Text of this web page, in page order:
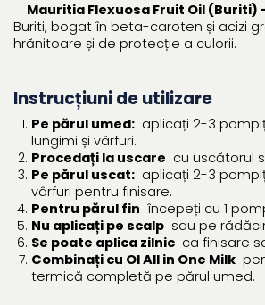
Mauritia Flexuosa Fruit Oil (Buriti)
Buriti, bogat în beta-caroten și acizi
hrănitoare și de protecție a culorii.
Instrucțiuni de utilizare
Pe părul umed: aplicați 2-3
lungimi și vârfuri.
Procedați la uscare cu uscătorul
Pe părul uscat: aplicați 2-3
vârfuri pentru finisare.
Pentru părul fin începeți cu 1
Nu aplicați pe scalp sau pe
Se poate aplica zilnic ca finisare
Combinați cu OI All in One Milk
termică completă pe părul umed.